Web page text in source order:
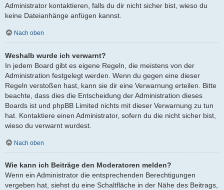
Administrator kontaktieren, falls du dir nicht sicher bist, wieso du
keine Dateianhänge anfügen kannst.
Nach oben
Weshalb wurde ich verwarnt?
In jedem Board gibt es eigene Regeln, die meistens von der
Administration festgelegt werden. Wenn du gegen eine dieser
Regeln verstoßen hast, kann sie dir eine Verwarnung erteilen. Bitte
beachte, dass dies die Entscheidung der Administration dieses
Boards ist und phpBB Limited nichts mit dieser Verwarnung zu tun
hat. Kontaktiere einen Administrator, sofern du die nicht sicher bist,
wieso du verwarnt wurdest.
Nach oben
Wie kann ich Beiträge den Moderatoren melden?
Wenn ein Administrator die entsprechenden Berechtigungen
vergeben hat, siehst du eine Schaltfläche in der Nähe des Beitrags,